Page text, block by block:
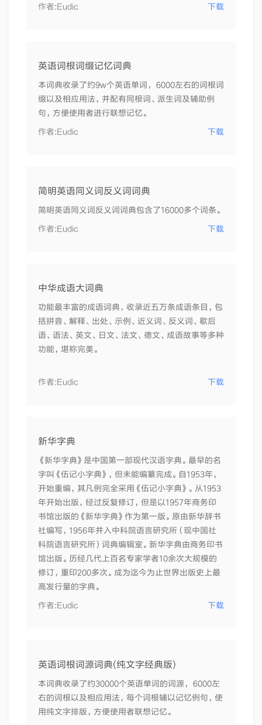
作者:Eudic 下载
英语词根词缀记忆词典
本词典收录了约9w个英语单词， 6000左右的词根词
缀以及相应用法，并配有同根词、派生词及辅助例
句，方便使用者进行联想记忆。
作者:Eudic 下载
简明英语同义词反义词词典
简明英语同义词反义词词典包含了16000多个词条。
作者:Eudic 下载
中华成语大词典
功能最丰富的成语词典，收录近五万条成语条目，包
括拼音、解释、出处、示例、近义词、反义词、歇后
语、语法、英文、日文、法文、德文、成语故事等多种
功能，堪称完美。
作者:Eudic 下载
新华字典
《新华字典》是中国第一部现代汉语字典。最早的名
字叫《伍记小字典》，但未能编纂完成。自1953年，
开始重编，其凡例完全采用《伍记小字典》。从1953
年开始出版，经过反复修订，但是以1957年商务印
书馆出版的《新华字典》作为第一版。原由新华辞书
社编写，1956年并入中科院语言研究所（现中国社
科院语言研究所）词典编辑室。新华字典由商务印书
馆出版。历经几代上百名专家学者10余次大规模的
修订，重印200多次。成为迄今为止世界出版史上最
高发行量的字典。
作者:Eudic 下载
英语词根词源词典(纯文字经典版)
本词典收录了约30000个英语单词的词源， 6000左
右的词根以及相应用法，每个词根辅以记忆例句，使
用纯文字排版，方便使用者联想记忆。